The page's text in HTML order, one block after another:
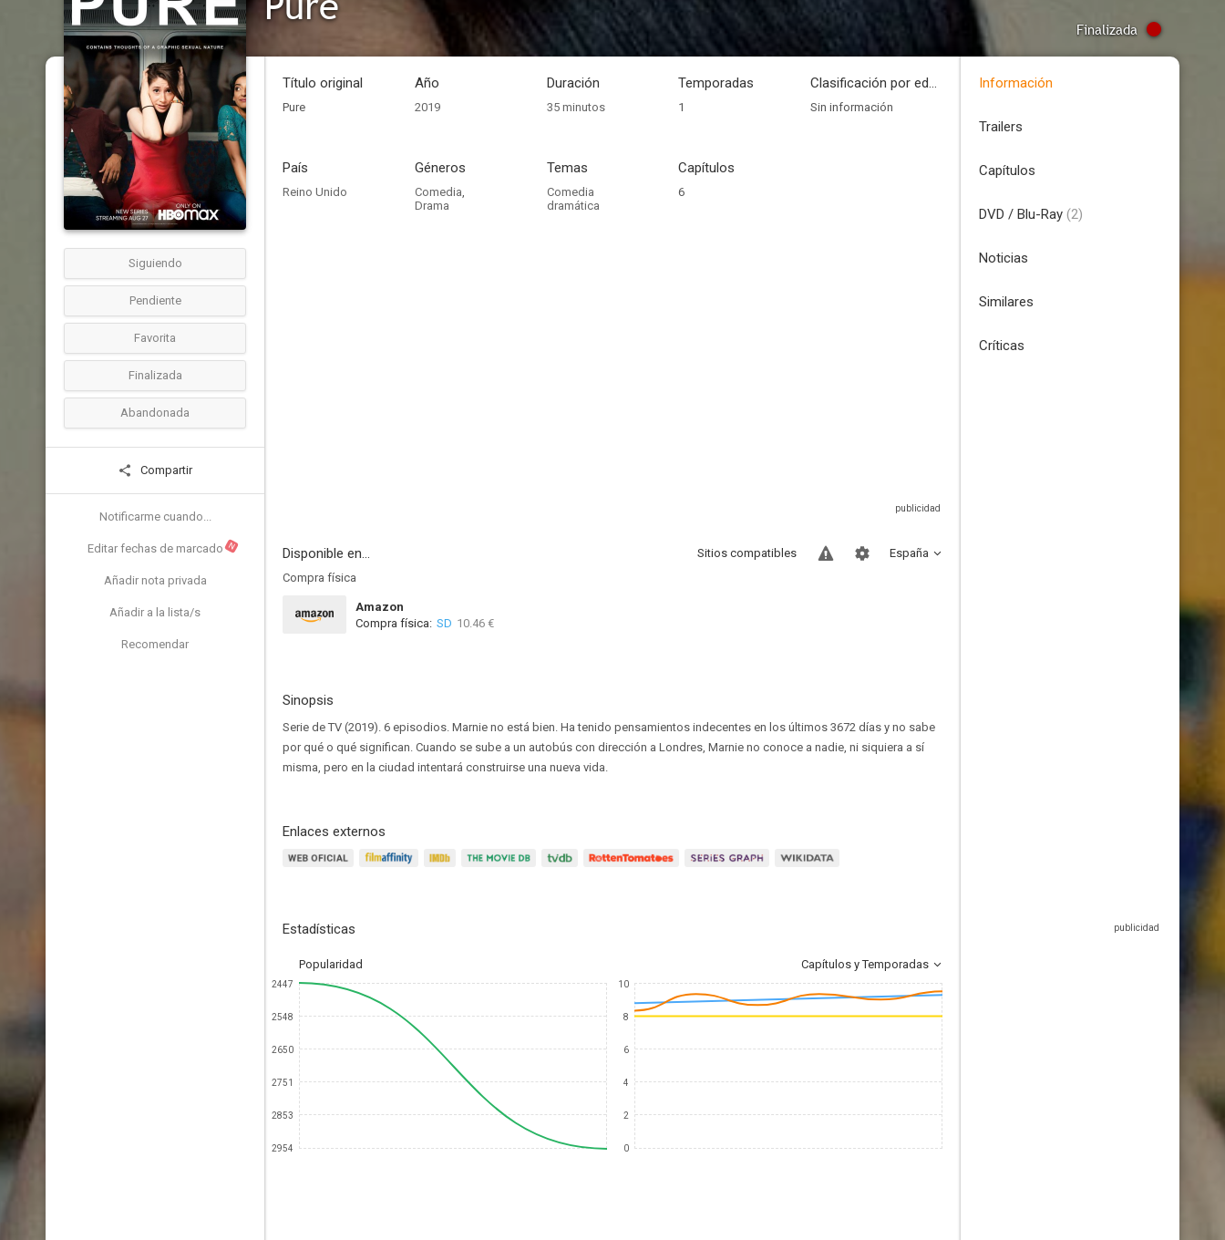
Finalizada
Siguiendo
Pendiente
Favorita
Finalizada
Abandonada
Compartir
Notificarme cuando...
Editar fechas de marcado N
Añadir nota privada
Añadir a la lista/s
Recomendar
Título original
Pure
Año
2019
Duración
35 minutos
Temporadas
1
Clasificación por edades
Sin información
País
Reino Unido
Géneros
Comedia,
Drama
Temas
Comedia
dramática
Capítulos
6
Disponible en... España
Sitios compatibles
Compra física
Amazon
Compra física: SD 10.46 €
Sinopsis
Serie de TV (2019). 6 episodios. Marnie no está bien. Ha tenido pensamientos indecentes en los últimos 3672 días y no sabe
por qué o qué significan. Cuando se sube a un autobús con dirección a Londres, Marnie no conoce a nadie, ni siquiera a sí
misma, pero en la ciudad intentará construirse una nueva vida.
Enlaces externos
Estadísticas
Popularidad Capítulos y Temporadas
2447
2548
2650
2751
2853
2954
10
8
6
4
2
0
Información
Trailers
Capítulos
DVD / Blu-Ray (2)
Noticias
Similares
Críticas